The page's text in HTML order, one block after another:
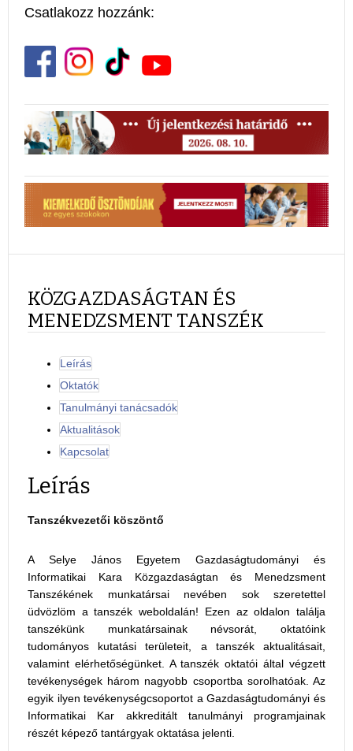
Csatlakozz hozzánk:
KÖZGAZDASÁGTAN ÉS
MENEDZSMENT TANSZÉK
Leírás
Oktatók
Tanulmányi tanácsadók
Aktualitások
Kapcsolat
Leírás
Tanszékvezetői köszöntő
A Selye János Egyetem Gazdaságtudományi és
Informatikai Kara Közgazdaságtan és Menedzsment
Tanszékének munkatársai nevében sok szeretettel
üdvözlöm a tanszék weboldalán! Ezen az oldalon találja
tanszékünk munkatársainak névsorát, oktatóink
tudományos kutatási területeit, a tanszék aktualitásait,
valamint elérhetőségünket. A tanszék oktatói által végzett
tevékenységek három nagyobb csoportba sorolhatóak. Az
egyik ilyen tevékenységcsoportot a Gazdaságtudományi és
Informatikai Kar akkreditált tanulmányi programjainak
részét képező tantárgyak oktatása jelenti.